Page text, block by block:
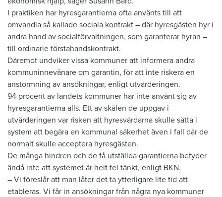
I praktiken har hyresgarantierna ofta använts till att
omvandla så kallade sociala kontrakt – där hyresgästen hyr i
andra hand av socialförvaltningen, som garanterar hyran –
till ordinarie förstahandskontrakt.
Däremot undviker vissa kommuner att informera andra
kommuninnevånare om garantin, för att inte riskera en
anstormning av ansökningar, enligt utvärderingen.
94 procent av landets kommuner har inte använt sig av
hyresgarantierna alls. Ett av skälen de uppgav i
utvärderingen var risken att hyresvärdarna skulle sätta i
system att begära en kommunal säkerhet även i fall där de
normalt skulle acceptera hyresgästen.
De många hindren och de få utställda garantierna betyder
ändå inte att systemet är helt fel tänkt, enligt BKN.
– Vi föreslår att man låter det ta ytterligare lite tid att
etableras. Vi får in ansökningar från några nya kommuner